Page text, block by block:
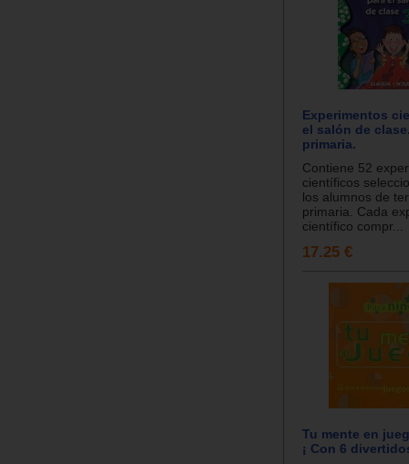
Experimentos
el salón de
primaria.
Contiene 52
científicos
los alumnos de
primaria. Cada
científico compr...
17.25 €
Tu mente en
¡ Con 6